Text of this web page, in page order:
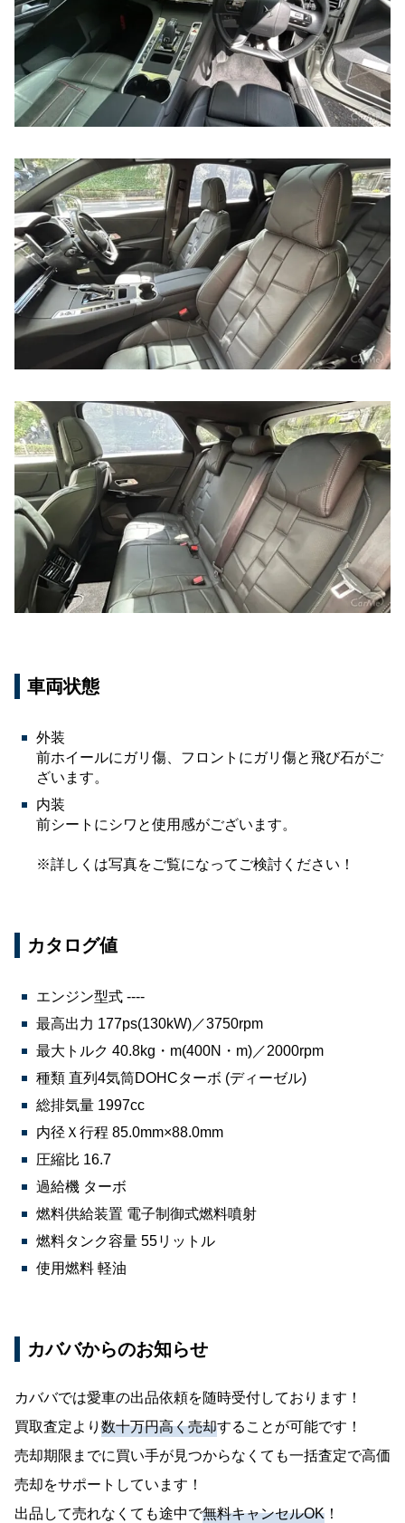
車両状態
外装
前ホイールにガリ傷、フロントにガリ傷と飛び石がご
ざいます。
内装
前シートにシワと使用感がございます。
※詳しくは写真をご覧になってご検討ください！
カタログ値
エンジン型式 ----
最高出力 177ps(130kW)／3750rpm
最大トルク 40.8kg・m(400N・m)／2000rpm
種類 直列4気筒DOHCターボ (ディーゼル)
総排気量 1997cc
内径Ｘ行程 85.0mm×88.0mm
圧縮比 16.7
過給機 ターボ
燃料供給装置 電子制御式燃料噴射
燃料タンク容量 55リットル
使用燃料 軽油
カババからのお知らせ
カババでは愛車の出品依頼を随時受付しております！
買取査定より 数十万円高く売却することが可能です！
売却期限までに買い手が見つからなくても一括査定で高価
売却をサポートしています！
出品して売れなくても途中で無料キャンセルOK ！